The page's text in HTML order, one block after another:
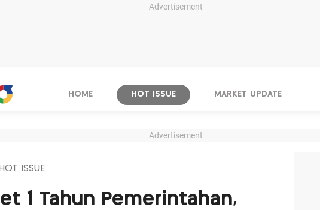
Advertisement
HOME HOT ISSUE MARKET UPDATE
Advertisement
HOT ISSUE
1 Tahun Pemerintahan,